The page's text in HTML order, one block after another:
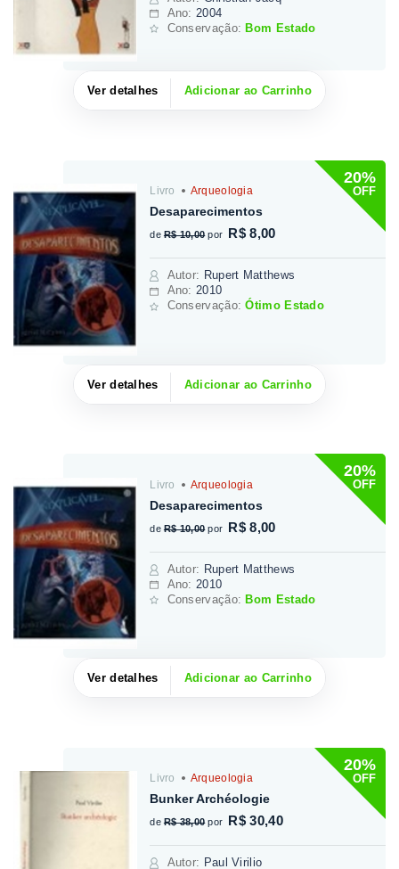
Ano: 2004
Conservação:Bom Estado
Ver detalhes Adicionar ao Carrinho
20%
OFF
Livro Arqueologia
Desaparecimentos
de R$ 10,00 por R$ 8,00
Autor: Rupert Matthews
Ano: 2010
Conservação:Ótimo Estado
Ver detalhes Adicionar ao Carrinho
20%
OFF
Livro Arqueologia
Desaparecimentos
de R$ 10,00 por R$ 8,00
Autor: Rupert Matthews
Ano: 2010
Conservação:Bom Estado
Ver detalhes Adicionar ao Carrinho
20%
OFF
Livro Arqueologia
Bunker Archéologie
de R$ 38,00 por R$ 30,40
Autor: Paul Virilio